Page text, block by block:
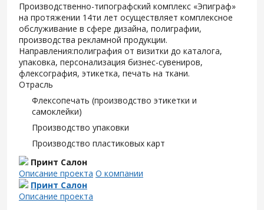
Производственно-типографский комплекс «Эпиграф»
на протяжении 14ти лет осуществляет комплексное
обслуживание в сфере дизайна, полиграфии,
производства рекламной продукции.
Направления:полиграфия от визитки до каталога,
упаковка, персонализация бизнес-сувениров,
флексография, этикетка, печать на ткани.
Отрасль
Флексопечать (производство этикетки и
самоклейки)
Производство упаковки
Производство пластиковых карт
Принт Салон
Описание проекта О компании
Принт Салон
Описание проекта